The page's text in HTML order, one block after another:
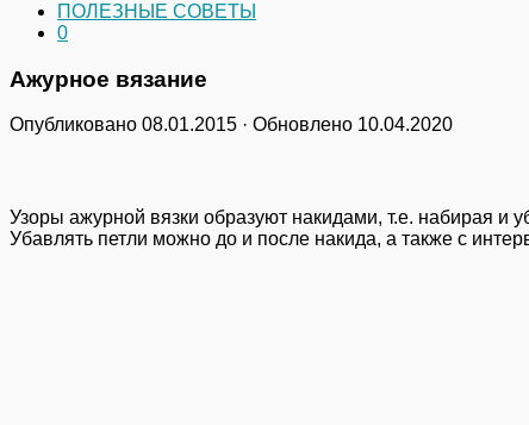
ПОЛЕЗНЫЕ СОВЕТЫ
0
Ажурное вязание
Опубликовано 08.01.2015 · Обновлено 10.04.2020
Узоры ажурной вязки образуют накидами, т.е. набирая и
Убавлять петли можно до и после накида, а также с